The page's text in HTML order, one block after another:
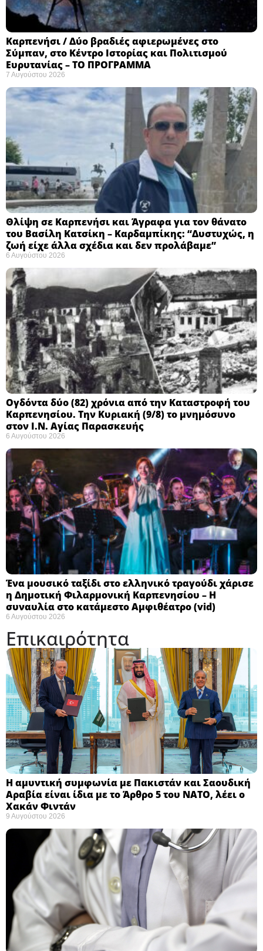
Καρπενήσι / Δύο βραδιές αφιερωμένες στο
Σύμπαν, στο Κέντρο Ιστορίας και Πολιτισμού
Ευρυτανίας – ΤΟ ΠΡΟΓΡΑΜΜΑ
7 Αυγούστου 2026
Θλίψη σε Καρπενήσι και Άγραφα για τον θάνατο
του Βασίλη Κατσίκη – Καρδαμπίκης: “Δυστυχώς, η
ζωή είχε άλλα σχέδια και δεν προλάβαμε”
6 Αυγούστου 2026
Ογδόντα δύο (82) χρόνια από την Καταστροφή του
Καρπενησίου. Την Κυριακή (9/8) το μνημόσυνο
στον Ι.Ν. Αγίας Παρασκευής
6 Αυγούστου 2026
Ένα μουσικό ταξίδι στο ελληνικό τραγούδι χάρισε
η Δημοτική Φιλαρμονική Καρπενησίου – Η
συναυλία στο κατάμεστο Αμφιθέατρο (vid)
6 Αυγούστου 2026
Επικαιρότητα
Η αμυντική συμφωνία με Πακιστάν και Σαουδική
Αραβία είναι ίδια με το Άρθρο 5 του ΝΑΤΟ, λέει ο
Χακάν Φιντάν ​
9 Αυγούστου 2026